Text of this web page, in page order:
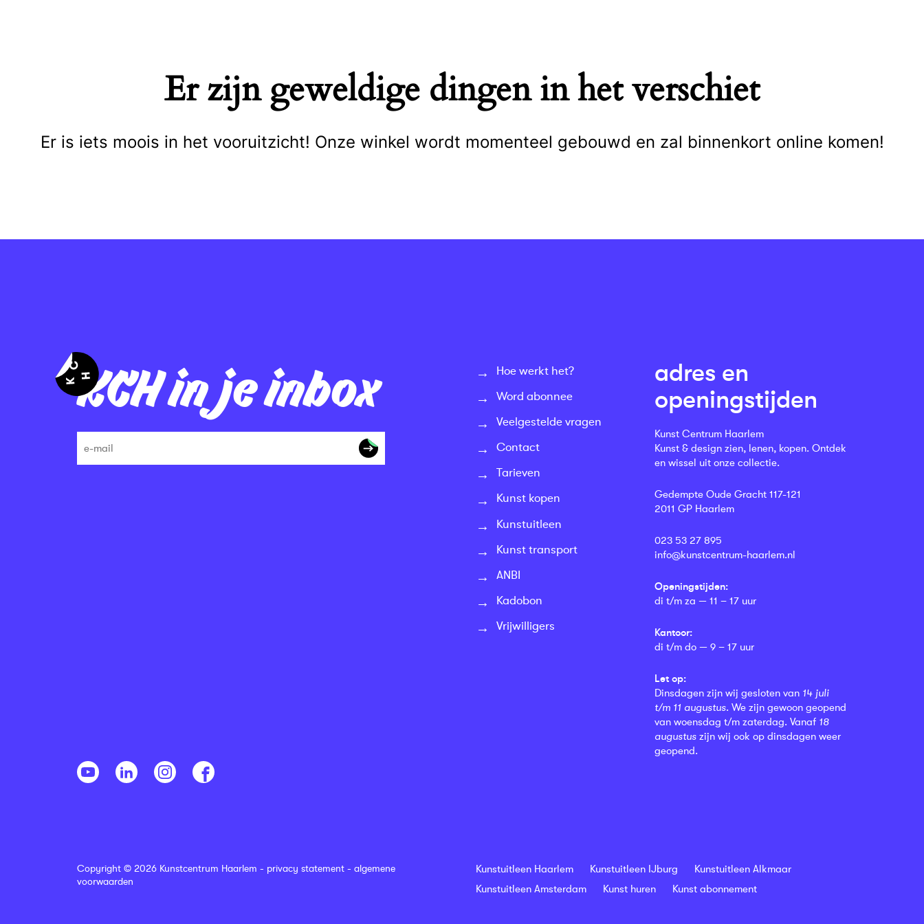
Er zijn geweldige dingen in het verschiet
Er is iets moois in het vooruitzicht! Onze winkel wordt momenteel gebouwd en zal binnenkort online komen!
KCH in je inbox
Hoe werkt het?
Word abonnee
Veelgestelde vragen
Contact
Tarieven
Kunst kopen
Kunstuitleen
Kunst transport
ANBI
Kadobon
Vrijwilligers
adres en
openingstijden
Kunst Centrum Haarlem
Kunst & design zien, lenen, kopen. Ontdek
en wissel uit onze collectie.
Gedempte Oude Gracht 117-121
2011 GP Haarlem
023 53 27 895
info@kunstcentrum-haarlem.nl
Openingstijden:
di t/m za — 11 – 17 uur
Kantoor:
di t/m do — 9 – 17 uur
Let op:
Dinsdagen zijn wij gesloten van 14 juli
t/m 11 augustus. We zijn gewoon geopend
van woensdag t/m zaterdag. Vanaf 18
augustus zijn wij ook op dinsdagen weer
geopend.
Copyright © 2026 Kunstcentrum Haarlem - privacy statement - algemene
voorwaarden
Kunstuitleen Haarlem Kunstuitleen IJburg
Kunstuitleen Alkmaar
Kunstuitleen Amsterdam
Kunst huren Kunst abonnement